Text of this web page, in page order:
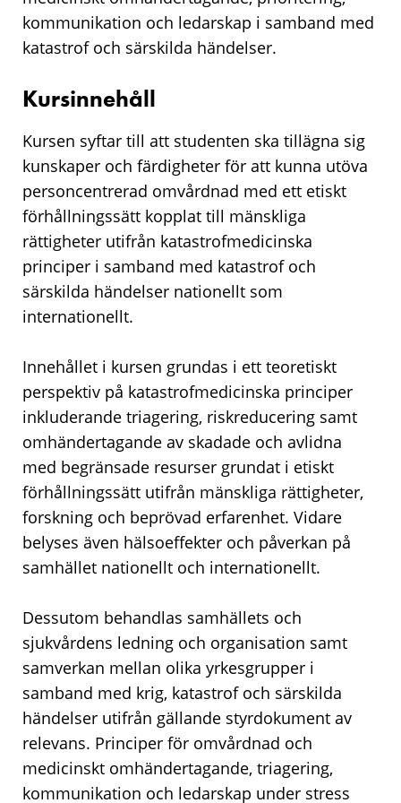
kommunikation och ledarskap i samband med
katastrof och särskilda händelser.
Kursinnehåll
Kursen syftar till att studenten ska tillägna sig
kunskaper och färdigheter för att kunna utöva
personcentrerad omvårdnad med ett etiskt
förhållningssätt kopplat till mänskliga
rättigheter utifrån katastrofmedicinska
principer i samband med katastrof och
särskilda händelser nationellt som
internationellt.
Innehållet i kursen grundas i ett teoretiskt
perspektiv på katastrofmedicinska principer
inkluderande triagering, riskreducering samt
omhändertagande av skadade och avlidna
med begränsade resurser grundat i etiskt
förhållningssätt utifrån mänskliga rättigheter,
forskning och beprövad erfarenhet. Vidare
belyses även hälsoeffekter och påverkan på
samhället nationellt och internationellt.
Dessutom behandlas samhällets och
sjukvårdens ledning och organisation samt
samverkan mellan olika yrkesgrupper i
samband med krig, katastrof och särskilda
händelser utifrån gällande styrdokument av
relevans. Principer för omvårdnad och
medicinskt omhändertagande, triagering,
kommunikation och ledarskap under stress